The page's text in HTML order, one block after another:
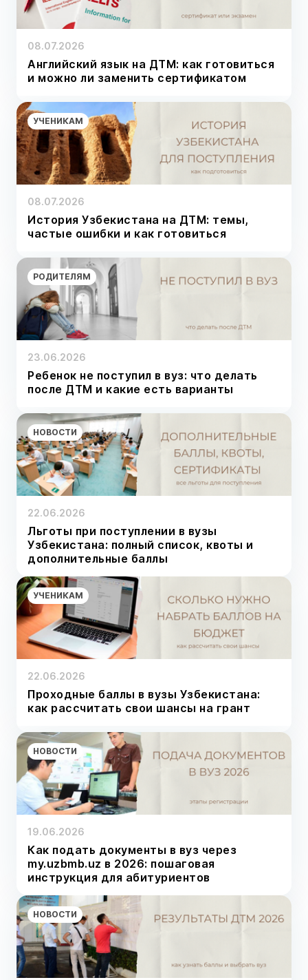
08.07.2026
Английский язык на ДТМ: как готовиться
и можно ли заменить сертификатом
УЧЕНИКАМ
08.07.2026
История Узбекистана на ДТМ: темы,
частые ошибки и как готовиться
РОДИТЕЛЯМ
23.06.2026
Ребенок не поступил в вуз: что делать
после ДТМ и какие есть варианты
НОВОСТИ
22.06.2026
Льготы при поступлении в вузы
Узбекистана: полный список, квоты и
дополнительные баллы
УЧЕНИКАМ
22.06.2026
Проходные баллы в вузы Узбекистана:
как рассчитать свои шансы на грант
НОВОСТИ
19.06.2026
Как подать документы в вуз через
my.uzbmb.uz в 2026: пошаговая
инструкция для абитуриентов
НОВОСТИ